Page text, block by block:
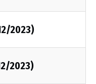
2023)
2023)